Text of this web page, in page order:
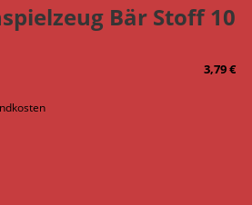
Bär Stoff 10
3,79€